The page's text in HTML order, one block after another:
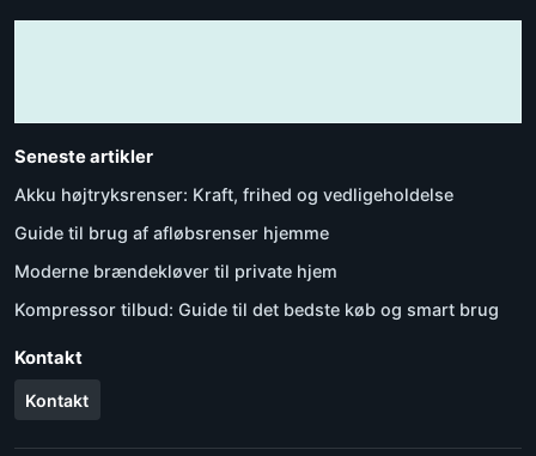
Seneste artikler
Akku højtryksrenser: Kraft, frihed og vedligeholdelse
Guide til brug af afløbsrenser hjemme
Moderne brændekløver til private hjem
Kompressor tilbud: Guide til det bedste køb og smart brug
Kontakt
Kontakt